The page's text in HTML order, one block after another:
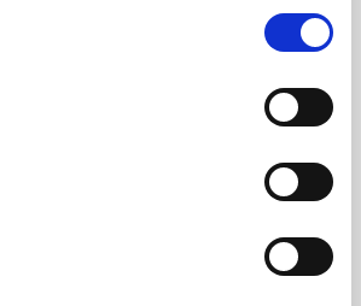
Lufthansa
DeubaXXL